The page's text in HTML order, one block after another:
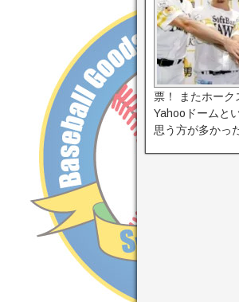
票！ またホー
Yahooドームと
思う方が多かっ